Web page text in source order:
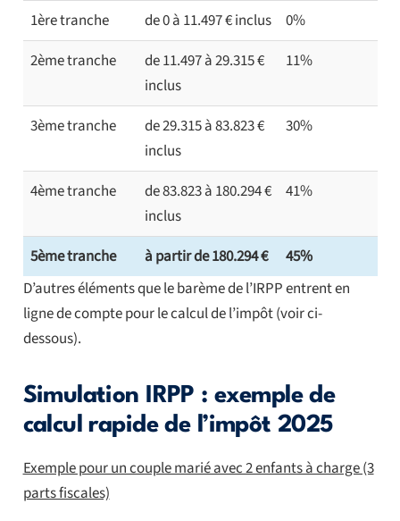
5ème tranche à partir de 180.294 € 45%
1ère tranche de 0 à 11.497 € inclus
0%
2ème tranche
de 11.497 à 29.315 €
inclus
11%
3ème tranche
de 29.315 à 83.823 €
inclus
30%
4ème tranche
de 83.823 à 180.294 €
inclus
41%
D’autres éléments que le barème de l’IRPP entrent en
ligne de compte pour le calcul de l’impôt (voir ci-
dessous).
Simulation IRPP : exemple de
calcul rapide de l’impôt 2025
Exemple pour un couple marié avec 2 enfants à charge (3
parts fiscales)